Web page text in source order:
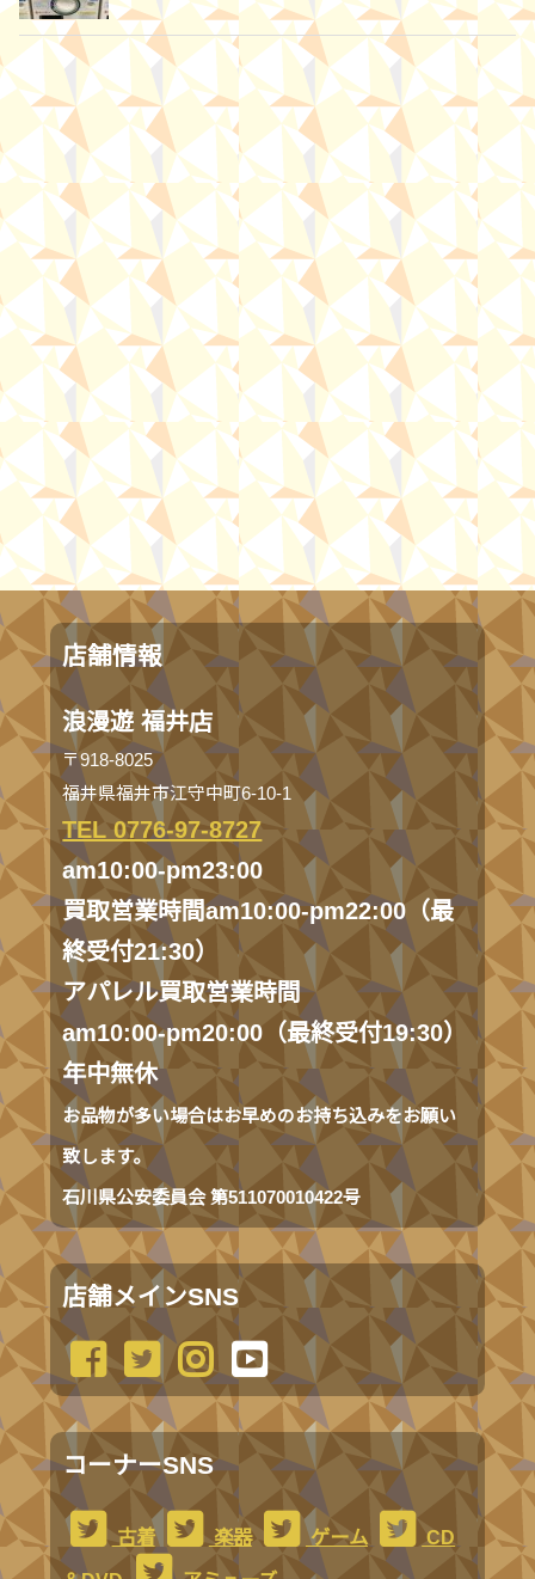
店舗情報
浪漫遊 福井店
〒918-8025
福井県福井市江守中町6-10-1
TEL 0776-97-8727
am10:00-pm23:00
買取営業時間am10:00-pm22:00（最
終受付21:30）
アパレル買取営業時間
am10:00-pm20:00（最終受付19:30）
年中無休
お品物が多い場合はお早めのお持ち込みをお願い
致します。
石川県公安委員会 第511070010422号
店舗メインSNS
コーナーSNS
古着 楽器 ゲーム
CD